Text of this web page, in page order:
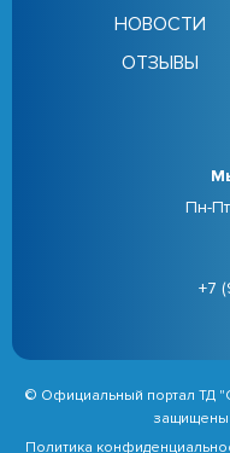
НОВОСТИ
ОТЗЫВЫ
Пн-
+7
© Официальный портал ТД
защищены
Политика